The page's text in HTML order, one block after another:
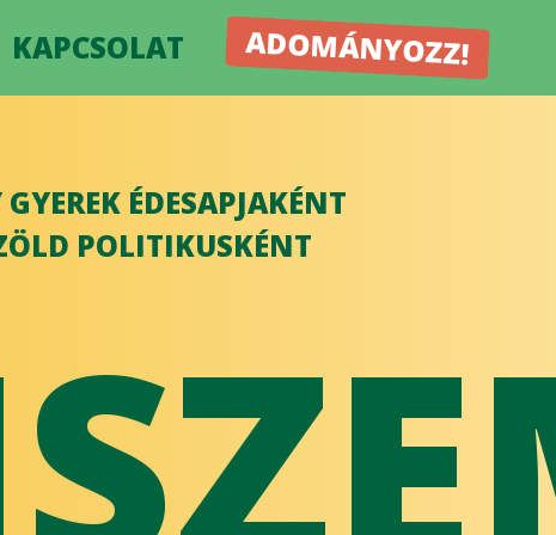
KAPCSOLAT ADOMÁNYOZZ!
ÉDESAPJAKÉNT
POLITIKUSKÉNT